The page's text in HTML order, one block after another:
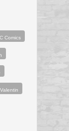
Comics